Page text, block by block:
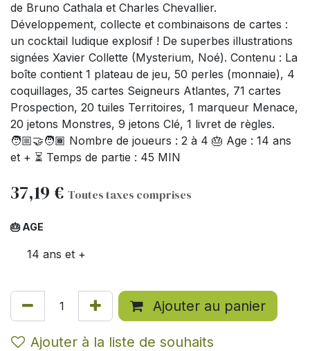
de Bruno Cathala et Charles Chevallier.
Développement, collecte et combinaisons de cartes :
un cocktail ludique explosif ! De superbes illustrations
signées Xavier Collette (Mysterium, Noé). Contenu : La
boîte contient 1 plateau de jeu, 50 perles (monnaie), 4
coquillages, 35 cartes Seigneurs Atlantes, 71 cartes
Prospection, 20 tuiles Territoires, 1 marqueur Menace,
20 jetons Monstres, 9 jetons Clé, 1 livret de règles.
🧑🏼‍🤝‍🧑🏾 Nombre de joueurs : 2 à 4 🎂 Age : 14 ans
et + ⏳ Temps de partie : 45 MIN
37,19 € Toutes taxes comprises
🎂 AGE
14 ans et +
Ajouter au panier
Ajouter à la liste de souhaits